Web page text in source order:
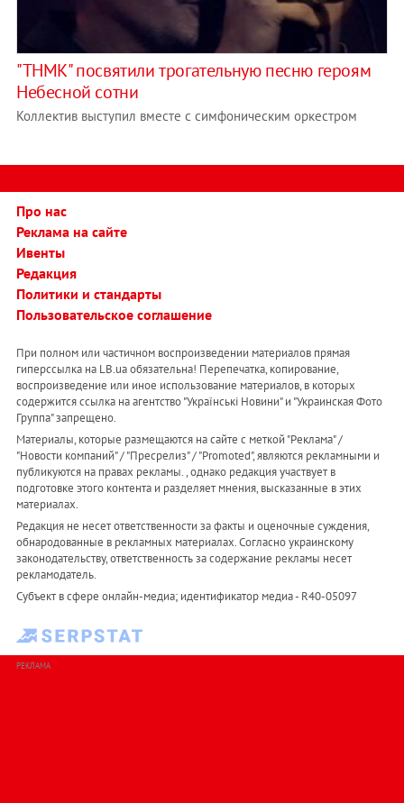
"ТНМК" посвятили трогательную песню героям
Небесной сотни
Коллектив выступил вместе с симфоническим оркестром
Про нас
Реклама на сайте
Ивенты
Редакция
Политики и стандарты
Пользовательское соглашение
При полном или частичном воспроизведении материалов прямая
гиперссылка на LB.ua обязательна! Перепечатка, копирование,
воспроизведение или иное использование материалов, в которых
содержится ссылка на агентство "Українськi Новини" и "Украинская Фото
Группа" запрещено.
Материалы, которые размещаются на сайте с меткой "Реклама" /
"Новости компаний" / "Пресрелиз" / "Promoted", являются рекламными и
публикуются на правах рекламы. , однако редакция участвует в
подготовке этого контента и разделяет мнения, высказанные в этих
материалах.
Редакция не несет ответственности за факты и оценочные суждения,
обнародованные в рекламных материалах. Согласно украинскому
законодательству, ответственность за содержание рекламы несет
рекламодатель.
Субъект в сфере онлайн-медиа; идентификатор медиа - R40-05097
РЕКЛАМА